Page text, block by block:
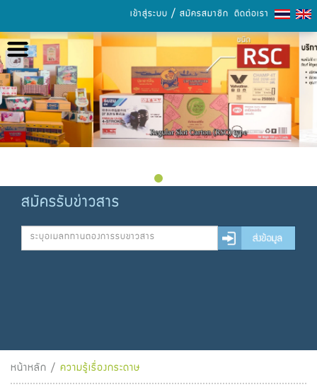
เข้าสู่ระบบ / สมัครสมาชิก ติดต่อเรา
หน้าหลัก
เกี่ยวกับเรา
เลือกซื้อสินค้า
แคตตาล็อก
สมัครรับข่าวสาร
หน้าหลัก / ความรู้เรื่องกระดาษ